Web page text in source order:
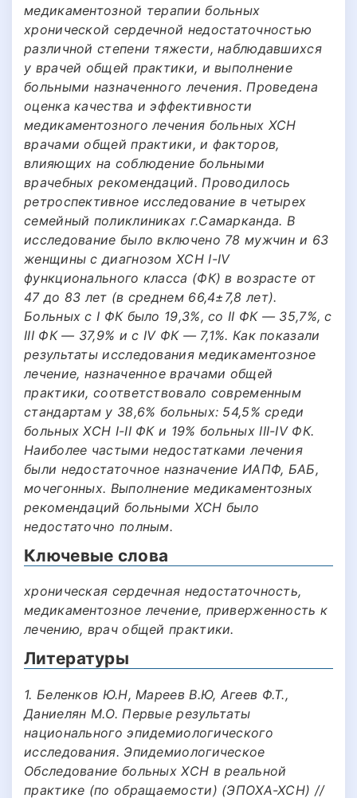
медикаментозной терапии больных
хронической сердечной недостаточностью
различной степени тяжести, наблюдавшихся
у врачей общей практики, и выполнение
больными назначенного лечения. Проведена
оценка качества и эффективности
медикаментозного лечения больных ХСН
врачами общей практики, и факторов,
влияющих на соблюдение больными
врачебных рекомендаций. Проводилось
ретроспективное исследование в четырех
семейный поликлиниках г.Самарканда. В
исследование было включено 78 мужчин и 63
женщины с диагнозом ХСН I-IV
функционального класса (ФК) в возрасте от
47 до 83 лет (в среднем 66,4±7,8 лет).
Больных с I ФК было 19,3%, со II ФК — 35,7%, с
III ФК — 37,9% и с IV ФК — 7,1%. Как показали
результаты исследования медикаментозное
лечение, назначенное врачами общей
практики, соответствовало современным
стандартам у 38,6% больных: 54,5% среди
больных ХСН I-II ФК и 19% больных III-IV ФК.
Наиболее частыми недостатками лечения
были недостаточное назначение ИАПФ, БАБ,
мочегонных. Выполнение медикаментозных
рекомендаций больными ХСН было
недостаточно полным.
Ключевые слова
хроническая сердечная недостаточность,
медикаментозное лечение, приверженность к
лечению, врач общей практики.
Литературы
1. Беленков Ю.Н, Мареев В.Ю, Агеев Ф.Т.,
Даниелян М.О. Первые результаты
национального эпидемиологического
исследования. Эпидемиологическое
Обследование больных ХСН в реальной
практике (по обращаемости) (ЭПОХА-ХСН) //